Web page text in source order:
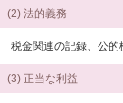
(2) 法的義務
税金関連の記録、公的
(3) 正当な利益